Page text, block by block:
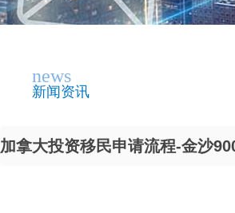
news
新闻资讯
加拿大投资移民申请流程-金沙